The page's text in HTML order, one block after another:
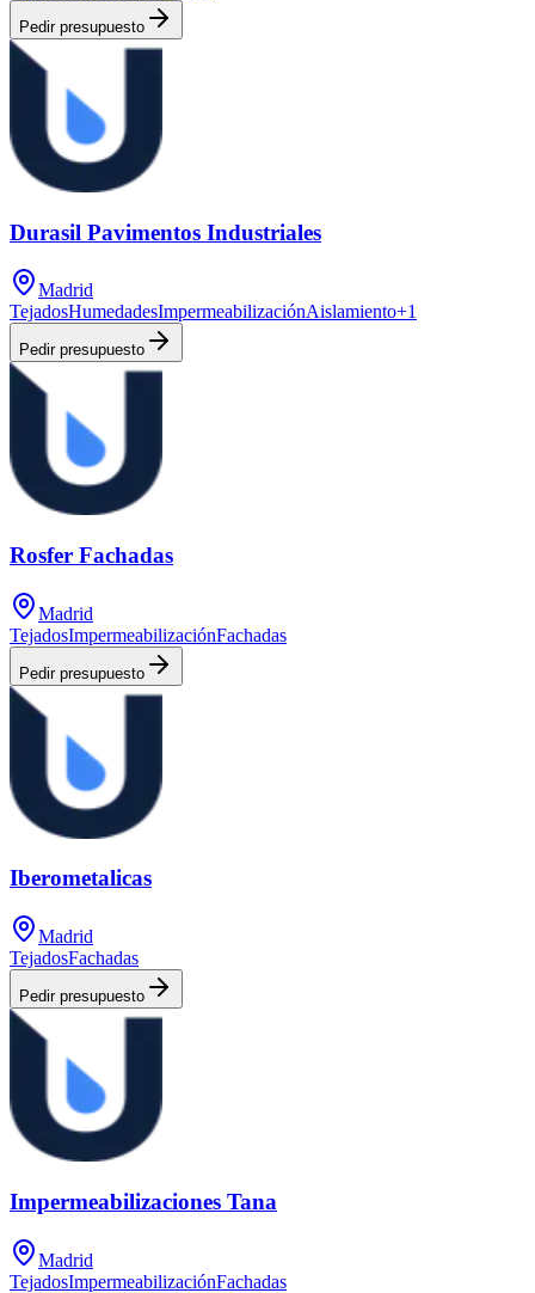
Pedir presupuesto
Durasil Pavimentos Industriales
Madrid
TejadosHumedadesImpermeabilizaciónAislamiento+1
Pedir presupuesto
Rosfer Fachadas
Madrid
TejadosImpermeabilizaciónFachadas
Pedir presupuesto
Iberometalicas
Madrid
TejadosFachadas
Pedir presupuesto
Impermeabilizaciones Tana
Madrid
TejadosImpermeabilizaciónFachadas